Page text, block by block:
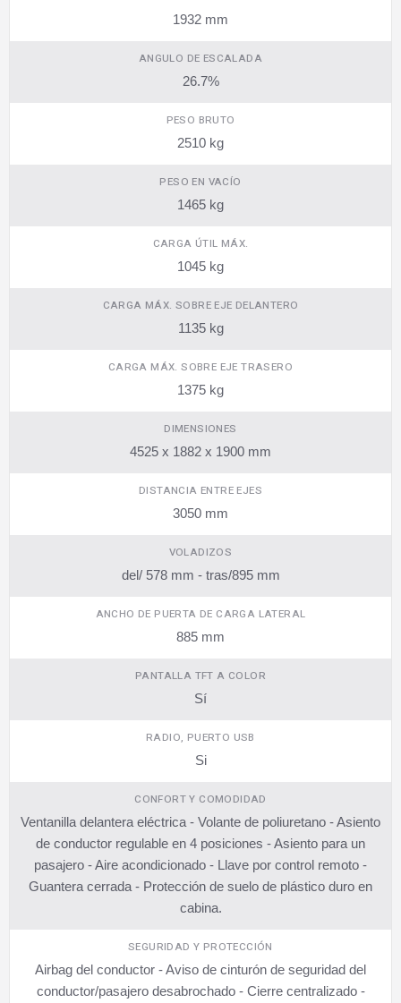
1932 mm
ANGULO DE ESCALADA
26.7%
PESO BRUTO
2510 kg
PESO EN VACÍO
1465 kg
CARGA ÚTIL MÁX.
1045 kg
CARGA MÁX. SOBRE EJE DELANTERO
1135 kg
CARGA MÁX. SOBRE EJE TRASERO
1375 kg
DIMENSIONES
4525 x 1882 x 1900 mm
DISTANCIA ENTRE EJES
3050 mm
VOLADIZOS
del/ 578 mm - tras/895 mm
ANCHO DE PUERTA DE CARGA LATERAL
885 mm
PANTALLA TFT A COLOR
Sí
RADIO, PUERTO USB
Si
CONFORT Y COMODIDAD
Ventanilla delantera eléctrica - Volante de poliuretano - Asiento
de conductor regulable en 4 posiciones - Asiento para un
pasajero - Aire acondicionado - Llave por control remoto -
Guantera cerrada - Protección de suelo de plástico duro en
cabina.
SEGURIDAD Y PROTECCIÓN
Airbag del conductor - Aviso de cinturón de seguridad del
conductor/pasajero desabrochado - Cierre centralizado -